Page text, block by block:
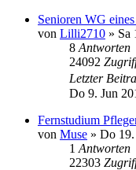
Senioren WG
von Lilli2710 » Sa
8 Antworten
24092
Letzter
Do 9. Jun
Fernstudium
von Muse » Do
1 Antworten
22303